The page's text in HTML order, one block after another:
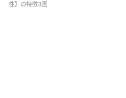
性】の特徴3選